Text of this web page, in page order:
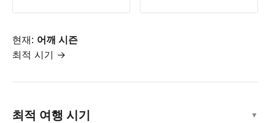
현재: 어깨 시즌
최적 시기 →
최적 여행 시기 ▼